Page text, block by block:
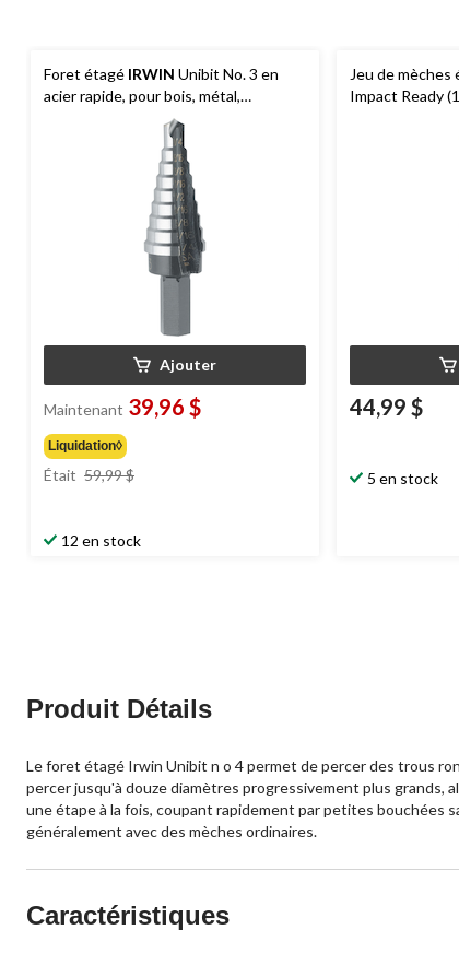
Foret étagé IRWIN Unibit No. 3 en
acier rapide, pour bois, métal,
plastique, 3 1/4 x 3/4 po
Ajouter
Maintenant 39,96 $
Liquidation◊
Était 59,99 $
12 en stock
Jeu de mèches
Impact Ready
44,99 $
5 en stock
Produit Détails
Le foret étagé Irwin Unibit n o 4 permet de percer des trous
percer jusqu'à douze diamètres progressivement plus grands,
une étape à la fois, coupant rapidement par petites bouchées
généralement avec des mèches ordinaires.
Caractéristiques